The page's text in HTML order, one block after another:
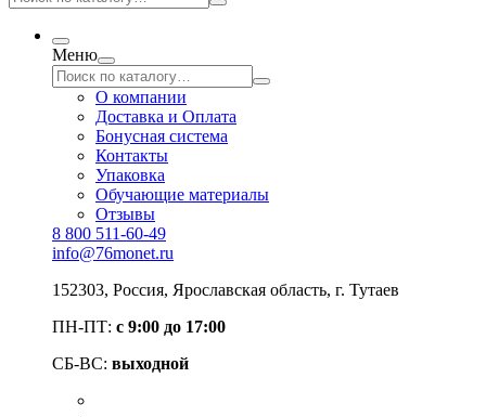
Меню
О компании
Доставка и Оплата
Бонусная система
Контакты
Упаковка
Обучающие материалы
Отзывы
8 800 511-60-49
info@76monet.ru
152303, Россия, Ярославская область, г. Тутаев
ПН-ПТ: с 9:00 до 17:00
СБ-ВС: выходной